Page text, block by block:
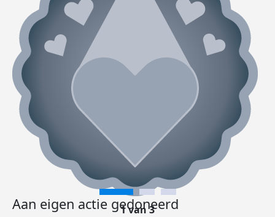
Aan eigen actie gedoneerd
1 van 3